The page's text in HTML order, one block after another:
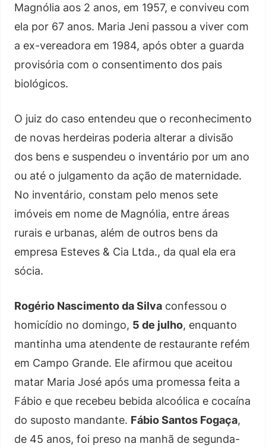
Magnólia aos 2 anos, em 1957, e conviveu com
ela por 67 anos. Maria Jeni passou a viver com
a ex-vereadora em 1984, após obter a guarda
provisória com o consentimento dos pais
biológicos.
O juiz do caso entendeu que o reconhecimento
de novas herdeiras poderia alterar a divisão
dos bens e suspendeu o inventário por um ano
ou até o julgamento da ação de maternidade.
No inventário, constam pelo menos sete
imóveis em nome de Magnólia, entre áreas
rurais e urbanas, além de outros bens da
empresa Esteves & Cia Ltda., da qual ela era
sócia.
Rogério Nascimento da Silva confessou o
homicídio no domingo, 5 de julho, enquanto
mantinha uma atendente de restaurante refém
em Campo Grande. Ele afirmou que aceitou
matar Maria José após uma promessa feita a
Fábio e que recebeu bebida alcoólica e cocaína
do suposto mandante. Fábio Santos Fogaça,
de 45 anos, foi preso na manhã de segunda-